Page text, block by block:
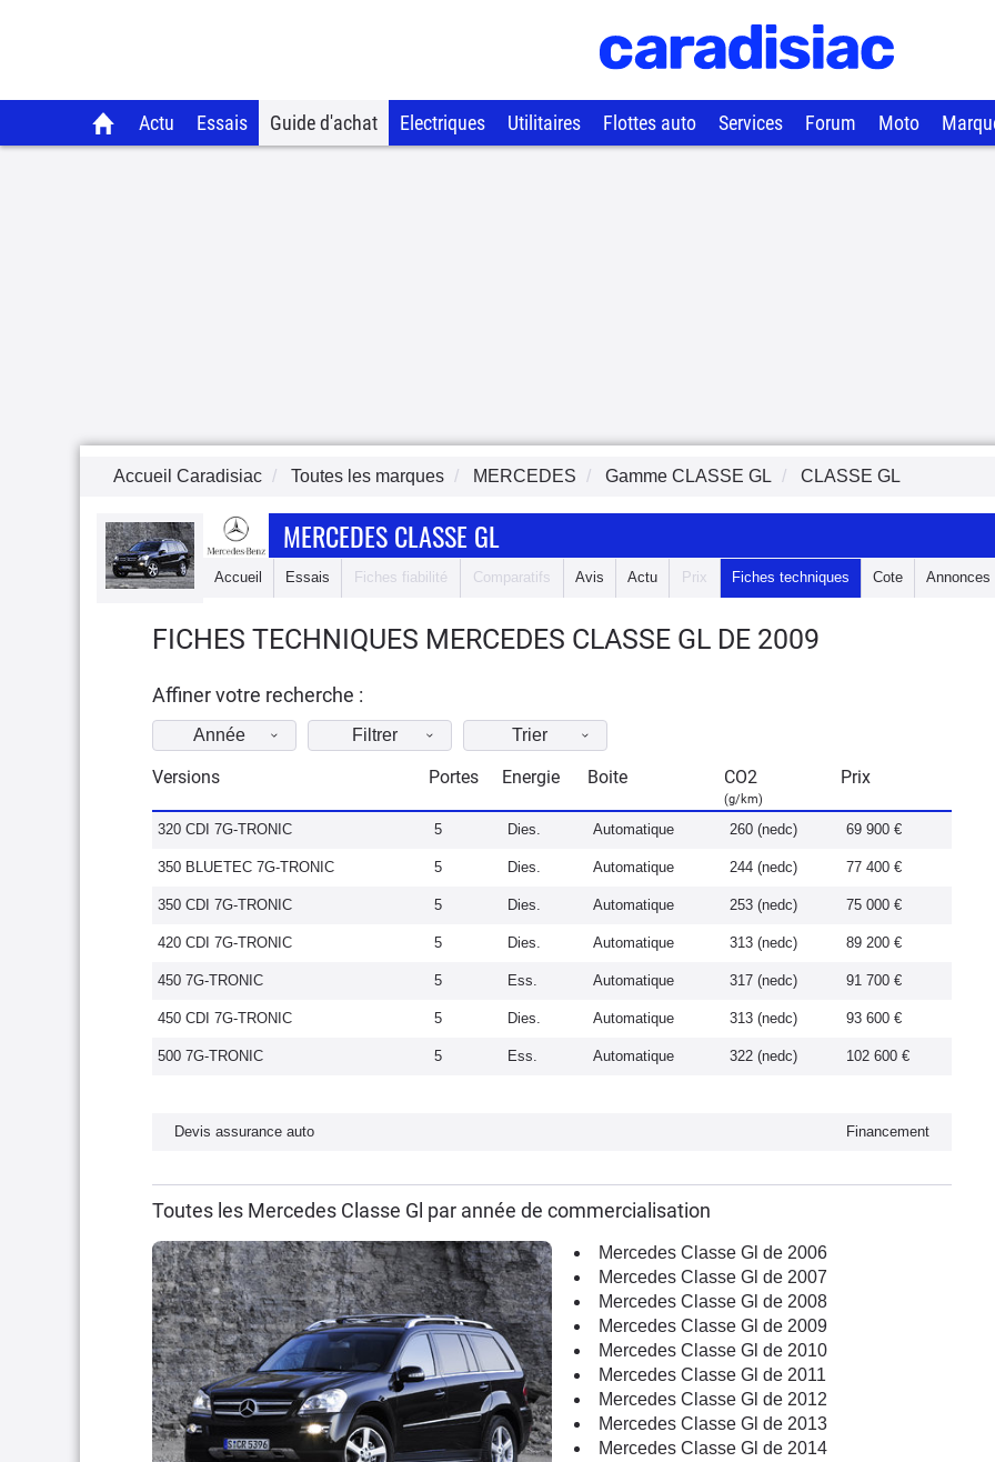
Actu Essais Guide d'achat Electriques Utilitaires Flottes auto Services Forum Moto
Accueil Caradisiac Toutes les marques MERCEDES Gamme CLASSE GL CLASSE GL
MERCEDES CLASSE GL
Accueil Essais Fiches fiabilité Comparatifs Avis Actu Prix Fiches techniques Cote Annonces
FICHES TECHNIQUES MERCEDES CLASSE GL DE 2009
Affiner votre recherche :
Année Filtrer Trier
Versions Portes Energie Boite CO2
(g/km)
Prix
320 CDI 7G-TRONIC 5 Dies. Automatique 260 (nedc) 69 900 €
350 BLUETEC 7G-TRONIC 5 Dies. Automatique 244 (nedc) 77 400 €
350 CDI 7G-TRONIC 5 Dies. Automatique 253 (nedc) 75 000 €
420 CDI 7G-TRONIC 5 Dies. Automatique 313 (nedc) 89 200 €
450 7G-TRONIC 5 Ess. Automatique 317 (nedc) 91 700 €
450 CDI 7G-TRONIC 5 Dies. Automatique 313 (nedc) 93 600 €
500 7G-TRONIC 5 Ess. Automatique 322 (nedc) 102 600 €
Devis assurance auto Financement
Toutes les Mercedes Classe Gl par année de commercialisation
Mercedes Classe Gl de 2006
Mercedes Classe Gl de 2007
Mercedes Classe Gl de 2008
Mercedes Classe Gl de 2009
Mercedes Classe Gl de 2010
Mercedes Classe Gl de 2011
Mercedes Classe Gl de 2012
Mercedes Classe Gl de 2013
Mercedes Classe Gl de 2014